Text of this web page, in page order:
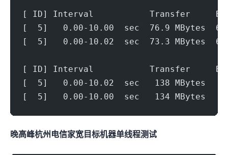
[ ID] Interval           Transfer
[  5]   0.00-10.00  sec  76.9 MBytes
[  5]   0.00-10.02  sec  73.3 MBytes
[ ID] Interval           Transfer
[  5]   0.00-10.02  sec   138 MBytes
[  5]   0.00-10.00  sec   134 MBytes
晚高峰杭州电信家宽(1000Mbps) 目标机器 IPERF3单线程测试